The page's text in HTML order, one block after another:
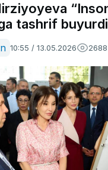
tashrif buyurdi
10:55 / 13.05.2026 2688